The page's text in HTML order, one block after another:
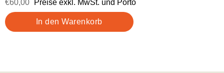
€60,00 Preise exkl. MwSt. und Porto